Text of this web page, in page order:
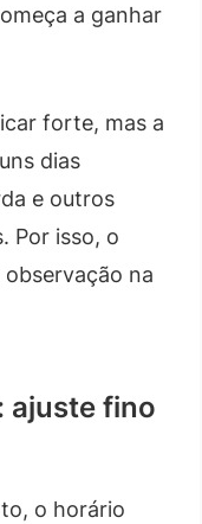
a ganhar
forte, mas a
dias
e outros
Por isso, o
observação na
ajuste fino
o horário